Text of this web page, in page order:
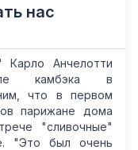
нас
Карло Анчелотти
камбэка в
что в первом
парижане дома
"сливочные"
"Это был очень